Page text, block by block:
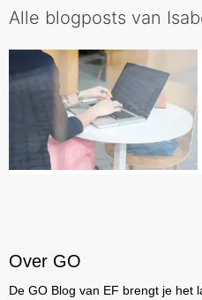
Alle blogposts van
Over GO
De GO Blog van EF brengt je het